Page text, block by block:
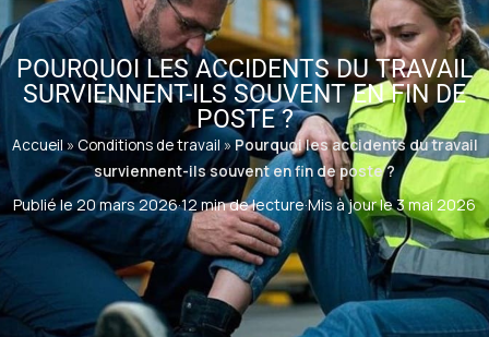
POURQUOI LES ACCIDENTS DU TRAVAIL
SURVIENNENT-ILS SOUVENT EN FIN DE
POSTE ?
Accueil»Conditions de travail»Pourquoi les accidents du travail
surviennent-ils souvent en fin de poste ?
Publié le 20 mars 2026·12 min de lecture·Mis à jour le 3 mai 2026